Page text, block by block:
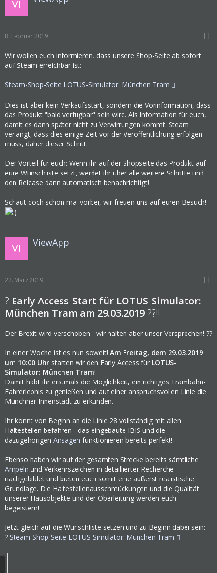
8. Februar 2019
Wir wollen euch informieren, dass unsere Shop-Seite ab sofort
auf Steam erreichbar ist:
Steam-Shop-Seite LOTUS-Simulator: München Tram
Dies ist aber kein Verkaufsstart, sondern die Vorinformation, dass
das Produkt "bald verfügbar" sein wird. Als Information für euch,
damit es dann später nicht zu Verwirrungen kommt. Steam
verlangt, dass dies einige Zeit vor der Veröffentlichung erfolgen
muss, daher dieser Schritt.
Der Vorteil für euch: Wenn ihr auf der Shopseite das Produkt auf
eure Wunschliste setzt, werdet ihr über alle weitere Schritte und
den Release dann automatisch benachrichtigt!
Schaut doch schon mal vorbei, wir freuen uns auf euren Besuch!
ViewApp
22. März 2019
? Early Access-Start für LOTUS-Simulator:
München Tram am 29.03.2019 ??‼️
Der Brexit wird verschoben - wir halten aber unser Versprechen! ??
In einer Woche ist es nun soweit! Am Freitag, dem 29.03.2019
um 10:00 Uhr starten wir den Early Access für LOTUS-
Simulator: München Tram!
Damit habt ihr erstmals die Möglichkeit, ein richtiges Trambahn-
Fahrerlebnis zu genießen und auf einer anspruchsvollen Linie die
Münchner Innenstadt zu erkunden.
Ihr könnt von Beginn an die Linie 28 vollständig mit allen
Haltestellen befahren - das eingebaute IBIS und die
dazugehörigen Ansagen funktionieren bereits perfekt!
Ebenso haben wir auf der gesamten Strecke bereits sämtliche
Ampeln und Verkehrszeichen in detaillierter Recherche
nachgebildet und bieten euch somit eine äußerst realistische
Grundlage. Die Haltestellenausschmückungen und die Qualität
unserer Hausobjekte und der Oberleitung werden euch
begeistern!
Jetzt gleich auf die Wunschliste setzen und zu Beginn dabei sein:
? Steam-Shop-Seite LOTUS-Simulator: München Tram